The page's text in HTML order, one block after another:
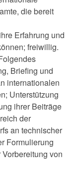
die bereit
Erfahrung und
freiwillig.
Briefing und
internationalen
Unterstützung
ihrer Beiträge
der
an technischer
Formulierung
von